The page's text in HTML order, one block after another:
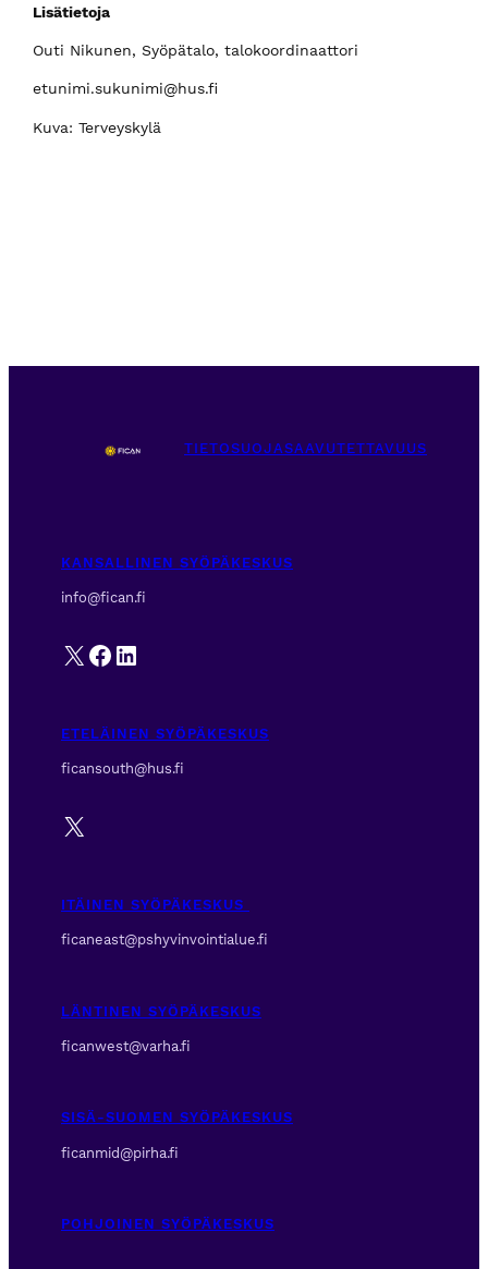
Lisätietoja
Outi Nikunen, Syöpätalo, talokoordinaattori
etunimi.sukunimi@hus.fi
Kuva: Terveyskylä
TIETOSUOJASAAVUTETTAVUUS
KANSALLINEN SYÖPÄKESKUS
info@fican.fi
X Facebook
LinkedIn
ETELÄINEN SYÖPÄKESKUS
ficansouth@hus.fi
X
ITÄINEN SYÖPÄKESKUS
ficaneast@pshyvinvointialue.fi
LÄNTINEN SYÖPÄKESKUS
ficanwest@varha.fi
SISÄ-SUOMEN SYÖPÄKESKUS
ficanmid@pirha.fi
POHJOINEN SYÖPÄKESKUS